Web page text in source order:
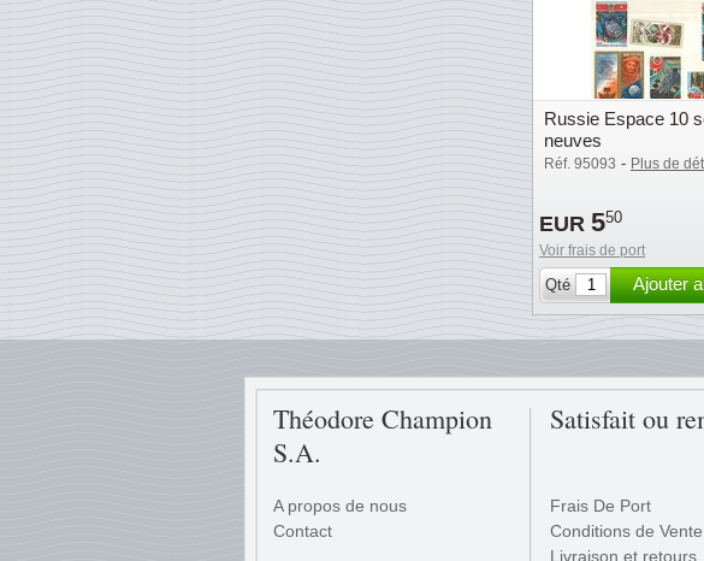
Russie Espace 10
neuves
Réf. 95093 - Plus de
EUR 550
Voir frais de port
Qté
Ajouter
Théodore Champion
S.A.
A propos de nous
Contact
Satisfait ou
Frais De Port
Conditions de Vente
Livraison et retours